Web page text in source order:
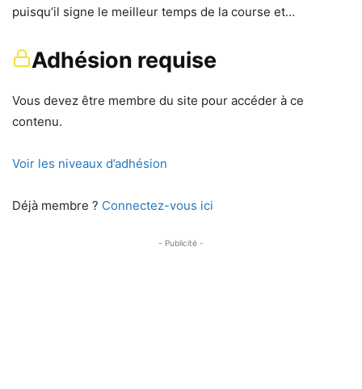
puisqu’il signe le meilleur temps de la course et…
Adhésion requise
Vous devez être membre du site pour accéder à ce
contenu.
Voir les niveaux d’adhésion
Déjà membre ? Connectez-vous ici
- Publicité -